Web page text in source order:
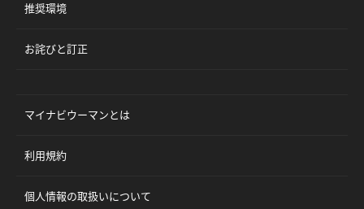
推奨環境
お詫びと訂正
マイナビウーマンとは
利用規約
個人情報の取扱いについて